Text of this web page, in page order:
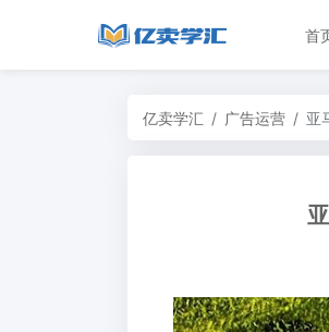
首
亿卖学汇 广告运营 亚